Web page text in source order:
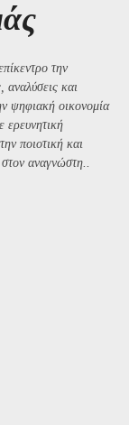
την
αναλύσεις και
ψηφιακή οικονομία
ερευνητική
ποιοτική και
αναγνώστη..